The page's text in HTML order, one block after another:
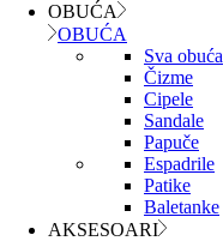
OBUĆA
OBUĆA
Sva obuća
Čizme
Cipele
Sandale
Papuče
Espadrile
Patike
Baletanke
AKSESOARI